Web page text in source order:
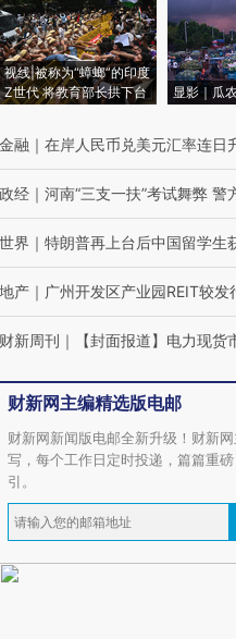
员跨国走私7万
尿检体内含3种
视线｜HYROX的
术：是什么让中产
视线|被称为“蟑螂”的印度
Z世代 将教育部长拱下台
显影｜瓜
金融 ｜ 在岸人民币兑美元汇率连日
政经 ｜ 河南“三支一扶”考试舞弊 警
世界 ｜ 特朗普再上台后中国留学生
地产 ｜ 广州开发区产业园REIT较发
财新周刊 ｜ 【封面报道】电力现货
财新网主编精选版电邮
财新网新闻版电邮全新升级！财新
写，每个工作日定时投递，篇篇重
引。